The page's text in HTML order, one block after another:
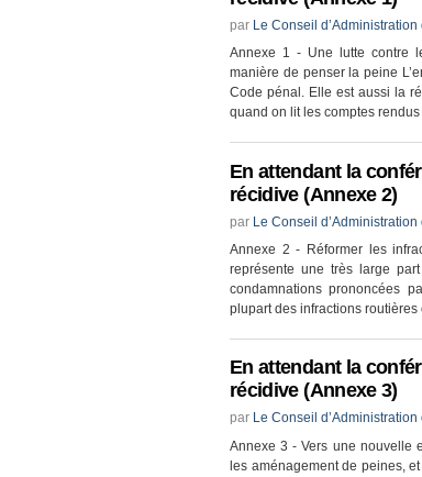
par Le Conseil d’Administration
Annexe 1 - Une lutte contre
manière de penser la peine
Code pénal. Elle est aussi la
quand on lit les comptes
En attendant la
récidive (Annexe 2)
par Le Conseil d’Administration
Annexe 2 - Réformer les
représente une très large
condamnations prononcées
plupart des infractions routières
En attendant la
récidive (Annexe 3)
par Le Conseil d’Administration
Annexe 3 - Vers une nouvelle
les aménagement de peines,